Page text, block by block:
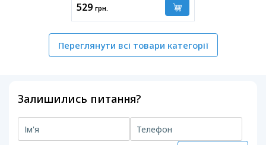
529 грн.
Переглянути всі товари категорії
Залишились питання?